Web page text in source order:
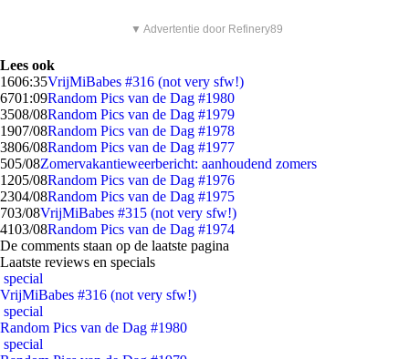
▼ Advertentie door Refinery89
Lees ook
1606:35VrijMiBabes #316 (not very sfw!)
6701:09Random Pics van de Dag #1980
3508/08Random Pics van de Dag #1979
1907/08Random Pics van de Dag #1978
3806/08Random Pics van de Dag #1977
505/08Zomervakantieweerbericht: aanhoudend zomers
1205/08Random Pics van de Dag #1976
2304/08Random Pics van de Dag #1975
703/08VrijMiBabes #315 (not very sfw!)
4103/08Random Pics van de Dag #1974
De comments staan op de laatste pagina
Laatste reviews en specials
special
VrijMiBabes #316 (not very sfw!)
special
Random Pics van de Dag #1980
special